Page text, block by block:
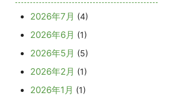
2026年7月 (4)
2026年6月 (1)
2026年5月 (5)
2026年2月 (1)
2026年1月 (1)